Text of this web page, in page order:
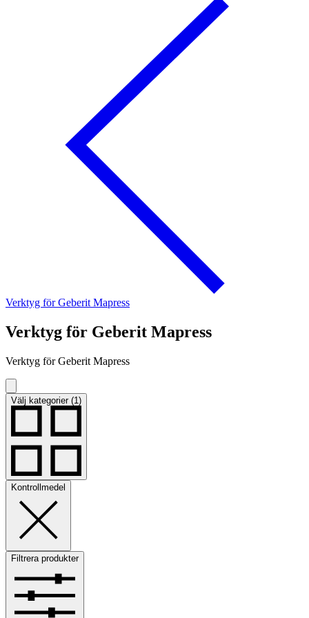
Verktyg för Geberit Mapress
Verktyg för Geberit Mapress
Verktyg för Geberit Mapress
Välj kategorier (1)
Kontrollmedel
Filtrera produkter